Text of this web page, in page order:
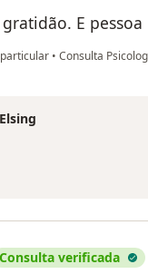
E
• Consulta
Consulta verificada